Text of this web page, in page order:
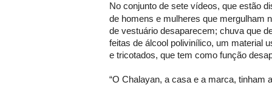
No conjunto de sete vídeos, que estão
de homens e mulheres que mergulham
de vestuário desaparecem; chuva que
feitas de álcool polivinílico, um material
e tricotados, que tem como função
“O Chalayan, a casa e a marca, tinham